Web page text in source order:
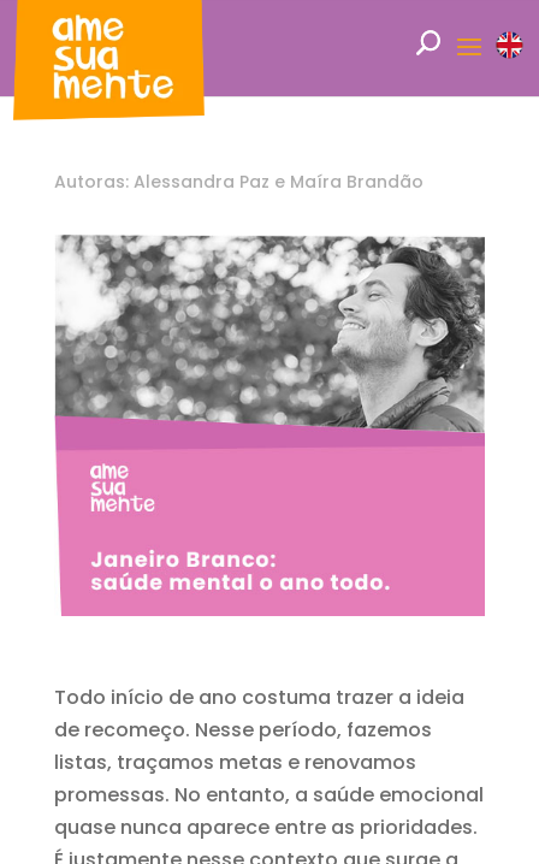
Autoras: Alessandra Paz e Maíra Brandão
Todo início de ano costuma trazer a ideia
de recomeço. Nesse período, fazemos
listas, traçamos metas e renovamos
promessas. No entanto, a saúde emocional
quase nunca aparece entre as prioridades.